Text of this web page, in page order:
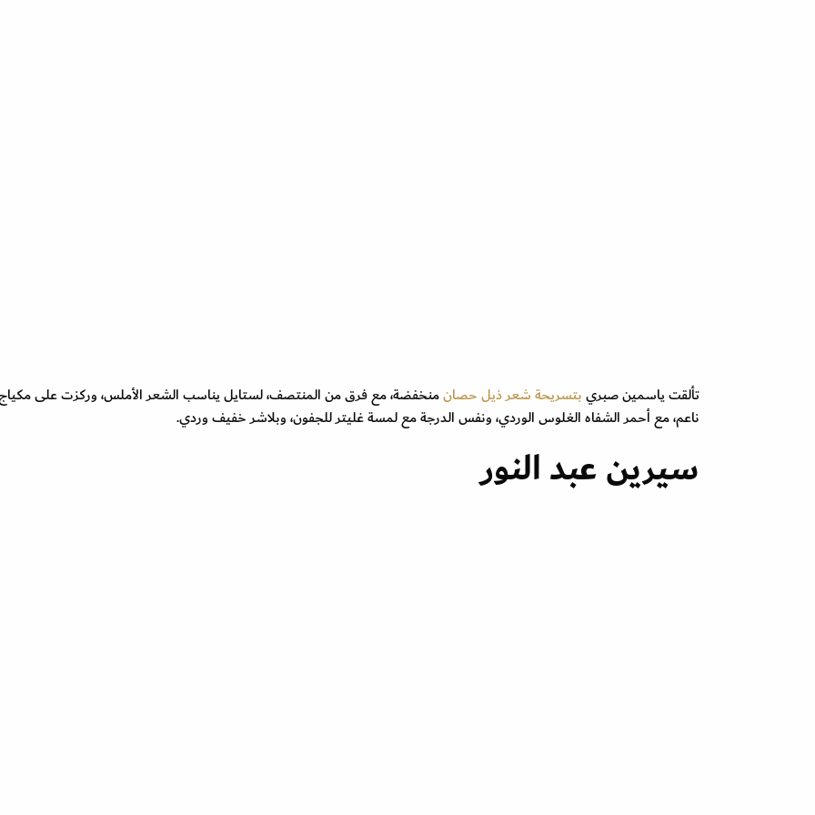
تألقت ياسمين صبريبتسريحة شعر ذيل حصانمنخفضة، مع فرق من المنتصف، لستايل يناسب الشعر الأملس، وركزت على
ناعم، مع أحمر الشفاه الغلوس الوردي، ونفس الدرجة مع لمسة غليتر للجفون، وبلاشر خفيف وردي.
سيرين عبد النور